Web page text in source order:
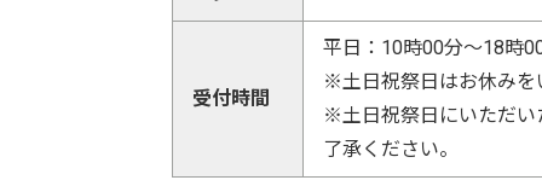
受付時間
平日：10時00分～18時
※土日祝祭日はお休みを
※土日祝祭日にいただい
了承ください。